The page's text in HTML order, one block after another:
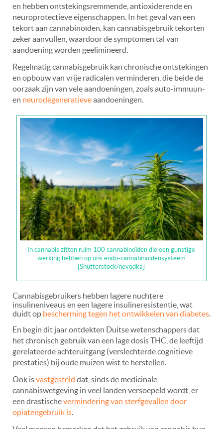
en hebben ontstekingsremmende, antioxiderende en
neuroprotectieve eigenschappen. In het geval van een
tekort aan cannabinoïden, kan cannabisgebruik tekorten
zeker aanvullen, waardoor de symptomen tal van
aandoening worden geëlimineerd.
Regelmatig cannabisgebruik kan chronische ontstekingen
en opbouw van vrije radicalen verminderen, die beide de
oorzaak zijn van vele aandoeningen, zoals auto-immuun-
en neurodegeneratieveaandoeningen.
In cannabis zitten ruim 100 cannabinoïden die een gunstige
werking hebben op ons endo-cannabinoïdensysteem
[Shutterstock/nevodka]
Cannabisgebruikers hebben lagere nuchtere
insulineniveaus en een lagere insulineresistentie, wat
duidt op bescherming tegen het ontwikkelen van diabetes.
En begin dit jaar ontdekten Duitse wetenschappers dat
het chronisch gebruik van een lage dosis THC, de leeftijd
gerelateerde achteruitgang (verslechterde cognitieve
prestaties) bij oude muizen wist te herstellen.
Ook isvastgesteld dat, sinds de medicinale
cannabiswetgeving in veel landen versoepeld wordt, er
een drastischevermindering van sterfgevallen door
opiatengebruik is.